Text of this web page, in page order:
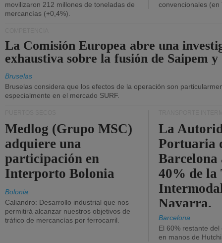
movilizaron 212 millones de toneladas de
mercancías (+0,4%).
convencionales (en
La Comisión Europea abre una
exhaustiva sobre la fusión de Saipem y
Bruselas
Bruselas considera que los efectos de la operación son
especialmente en el mercado SURF.
Medlog (Grupo MSC)
adquiere una
participación en
Interporto Bolonia
Bolonia
Caliandro: Desarrollo industrial que nos
permitirá alcanzar nuestros objetivos de
tráfico de mercancías por ferrocarril.
La
Portuaria
40% de la
Navarra.
Barcelona
El 60% restante
en manos de